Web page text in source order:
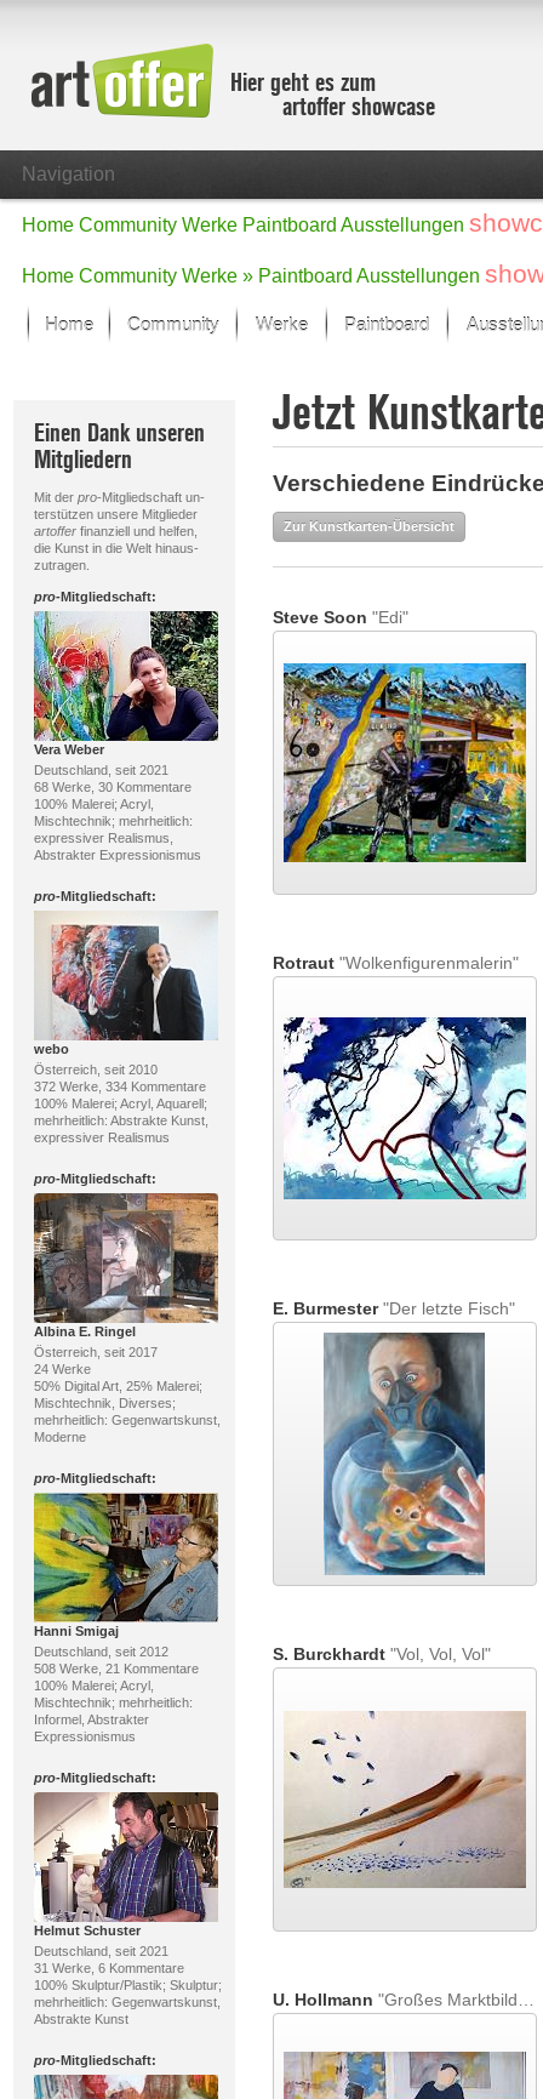
Hier geht es zum
artoffer showcase
Navigation
Home Community Werke Paintboard Ausstellungen
Home Community Werke » Paintboard Ausstellungen
Home Community Werke
Der letzte Monat im Fokus
Alle Fokus-Werke
Fokus-Werke
Neue Werke – Auswahl
Alle neuen Werke
Paintboard
Einen Dank unseren
Mitgliedern
Mit der pro-Mitgliedschaft un-
terstützen unsere Mitglieder
artofferfinanziell und helfen,
die Kunst in die Welt hinaus-
zutragen.
pro-Mitgliedschaft:
Vera Weber
Deutschland, seit 2021
68 Werke, 30 Kommentare
100% Malerei; Acryl,
Mischtechnik; mehrheitlich:
expressiver Realismus,
Abstrakter Expressionismus
pro-Mitgliedschaft:
webo
Österreich, seit 2010
372 Werke, 334 Kommentare
100% Malerei; Acryl, Aquarell;
mehrheitlich: Abstrakte Kunst,
expressiver Realismus
pro-Mitgliedschaft:
Albina E. Ringel
Österreich, seit 2017
24 Werke
50% Digital Art, 25% Malerei;
Mischtechnik, Diverses;
mehrheitlich: Gegenwartskunst,
Moderne
pro-Mitgliedschaft:
Hanni Smigaj
Deutschland, seit 2012
508 Werke, 21 Kommentare
100% Malerei; Acryl,
Mischtechnik; mehrheitlich:
Informel, Abstrakter
Expressionismus
pro-Mitgliedschaft:
Helmut Schuster
Deutschland, seit 2021
31 Werke, 6 Kommentare
100% Skulptur/Plastik; Skulptur;
mehrheitlich: Gegenwartskunst,
Abstrakte Kunst
pro-Mitgliedschaft:
Jetzt
Verschiedene
Zur Kunstkarten-Übersicht
Steve Soon "Edi"
Rotraut"Wolkenfigurenmalerin"
E. Burmester"Der letzte Fisch"
S. Burckhardt"Vol, Vol, Vol"
U. Hollmann "Großes Marktbild 8"